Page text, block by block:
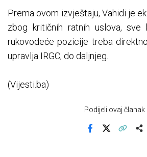
Prema ovom izvještaju, Vahidi je
zbog kritičnih ratnih uslova, sve
rukovodeće pozicije treba
upravlja IRGC, do daljnjeg.
(Vijesti.ba)
Podijeli ovaj članak